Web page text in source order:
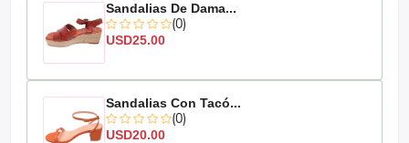
Sandalias De Dama...
(0)
USD25.00
Sandalias Con Tacó...
(0)
USD20.00